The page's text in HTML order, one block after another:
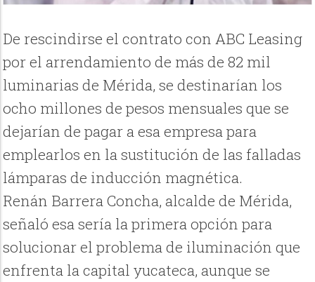
De rescindirse el contrato con ABC Leasing
por el arrendamiento de más de 82 mil
luminarias de Mérida, se destinarían los
ocho millones de pesos mensuales que se
dejarían de pagar a esa empresa para
emplearlos en la sustitución de las falladas
lámparas de inducción magnética.
Renán Barrera Concha, alcalde de Mérida,
señaló esa sería la primera opción para
solucionar el problema de iluminación que
enfrenta la capital yucateca, aunque se